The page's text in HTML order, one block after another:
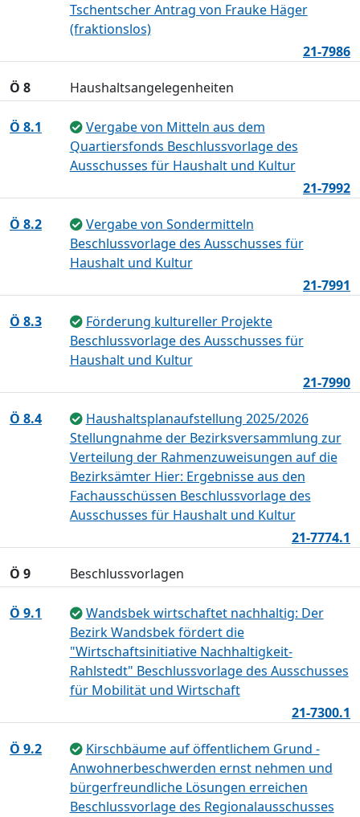
Tschentscher Antrag von Frauke Häger
(fraktionslos)
21-7986
Ö 8 Haushaltsangelegenheiten
Ö 8.1
Vergabe von Mitteln aus dem
Quartiersfonds Beschlussvorlage des
Ausschusses für Haushalt und Kultur
21-7992
Ö 8.2
Vergabe von Sondermitteln
Beschlussvorlage des Ausschusses für
Haushalt und Kultur
21-7991
Ö 8.3
Förderung kultureller Projekte
Beschlussvorlage des Ausschusses für
Haushalt und Kultur
21-7990
Ö 8.4
Haushaltsplanaufstellung 2025/2026
Stellungnahme der Bezirksversammlung zur
Verteilung der Rahmenzuweisungen auf die
Bezirksämter Hier: Ergebnisse aus den
Fachausschüssen Beschlussvorlage des
Ausschusses für Haushalt und Kultur
21-7774.1
Ö 9 Beschlussvorlagen
Ö 9.1
Wandsbek wirtschaftet nachhaltig: Der
Bezirk Wandsbek fördert die
"Wirtschaftsinitiative Nachhaltigkeit-
Rahlstedt" Beschlussvorlage des Ausschusses
für Mobilität und Wirtschaft
21-7300.1
Ö 9.2
Kirschbäume auf öffentlichem Grund -
Anwohnerbeschwerden ernst nehmen und
bürgerfreundliche Lösungen erreichen
Beschlussvorlage des Regionalausschusses